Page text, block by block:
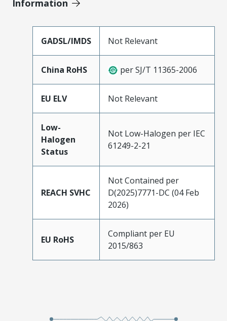
Information
GADSL/IMDS Not Relevant
China RoHS per SJ/T 11365-2006
EU ELV Not Relevant
Low-
Halogen
Status
Not Low-Halogen per IEC
61249-2-21
REACH SVHC
Not Contained per
D(2025)7771-DC (04 Feb
2026)
EU RoHS
Compliant per EU
2015/863